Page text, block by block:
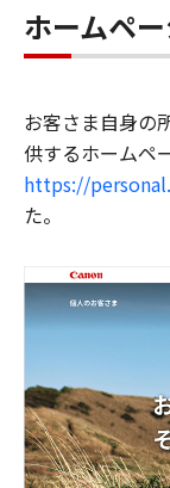
ホームペ
お客さま自身の
供するホームペ
https://
た。